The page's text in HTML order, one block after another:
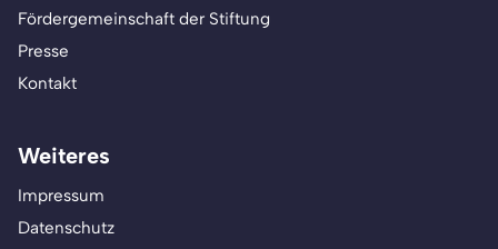
Fördergemeinschaft der Stiftung
Presse
Kontakt
Weiteres
Impressum
Datenschutz